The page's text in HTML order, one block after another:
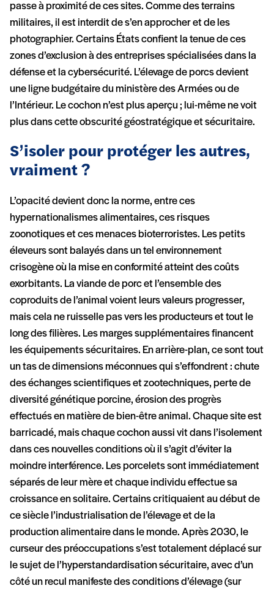
passe à proximité de ces sites. Comme des terrains
militaires, il est interdit de s’en approcher et de les
photographier. Certains États confient la tenue de ces
zones d’exclusion à des entreprises spécialisées dans la
défense et la cybersécurité. L’élevage de porcs devient
une ligne budgétaire du ministère des Armées ou de
l’Intérieur. Le cochon n’est plus aperçu ; lui-même ne voit
plus dans cette obscurité géostratégique et sécuritaire.
S’isoler pour protéger les autres,
vraiment ?
L’opacité devient donc la norme, entre ces
hypernationalismes alimentaires, ces risques
zoonotiques et ces menaces bioterroristes. Les petits
éleveurs sont balayés dans un tel environnement
crisogène où la mise en conformité atteint des coûts
exorbitants. La viande de porc et l’ensemble des
coproduits de l’animal voient leurs valeurs progresser,
mais cela ne ruisselle pas vers les producteurs et tout le
long des filières. Les marges supplémentaires financent
les équipements sécuritaires. En arrière-plan, ce sont tout
un tas de dimensions méconnues qui s’effondrent : chute
des échanges scientifiques et zootechniques, perte de
diversité génétique porcine, érosion des progrès
effectués en matière de bien-être animal. Chaque site est
barricadé, mais chaque cochon aussi vit dans l’isolement
dans ces nouvelles conditions où il s’agit d’éviter la
moindre interférence. Les porcelets sont immédiatement
séparés de leur mère et chaque individu effectue sa
croissance en solitaire. Certains critiquaient au début de
ce siècle l’industrialisation de l’élevage et de la
production alimentaire dans le monde. Après 2030, le
curseur des préoccupations s’est totalement déplacé sur
le sujet de l’hyperstandardisation sécuritaire, avec d’un
côté un recul manifeste des conditions d’élevage (sur